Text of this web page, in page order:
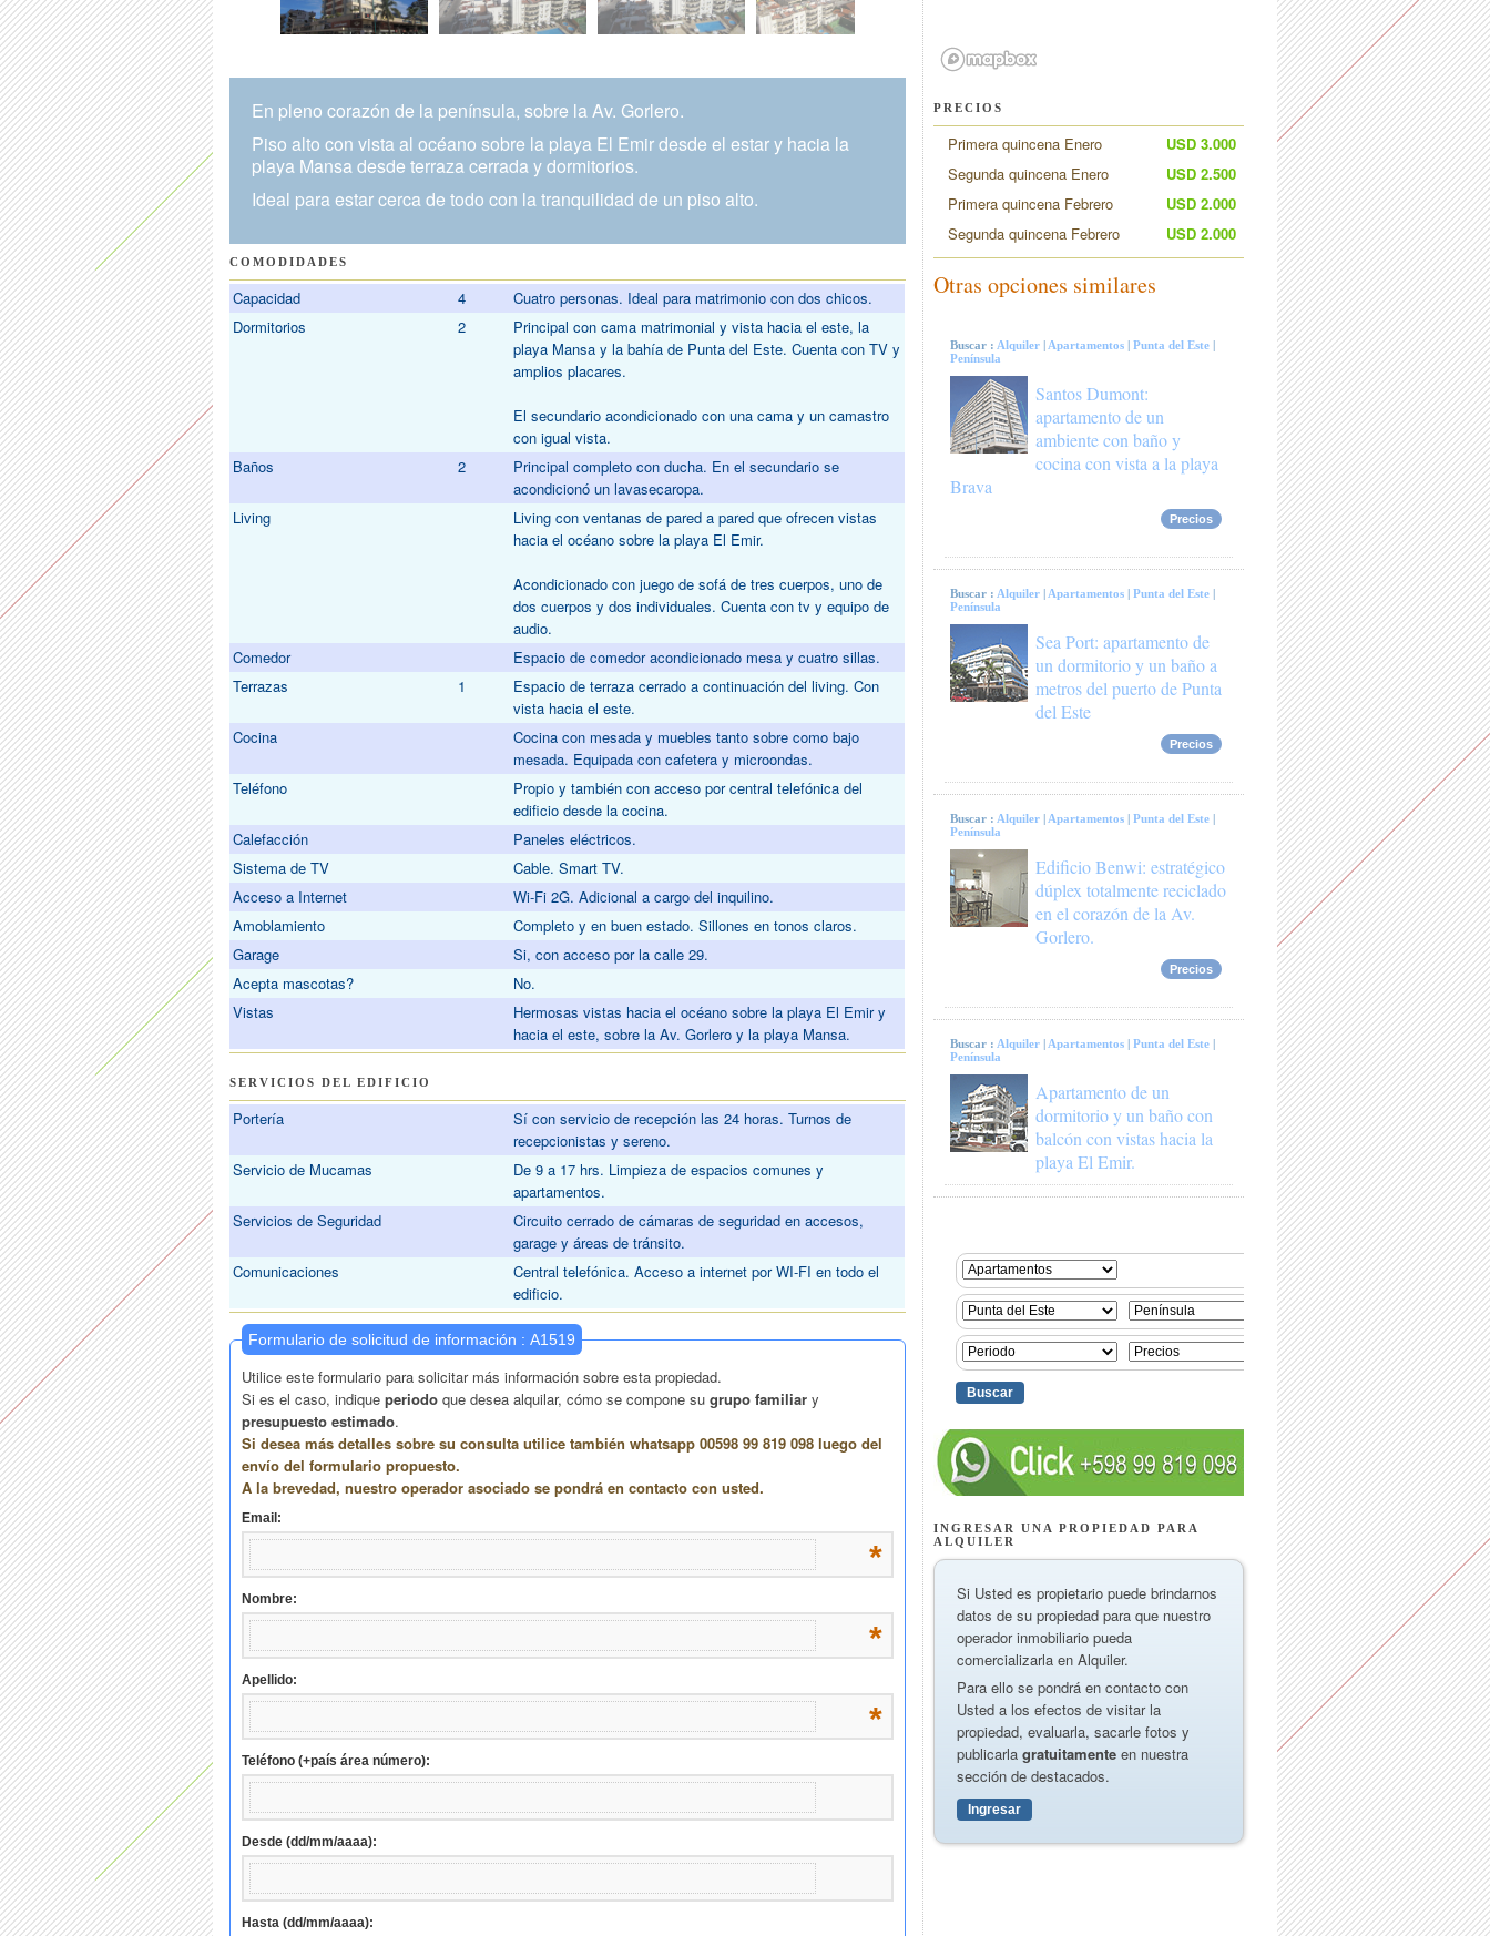
En pleno corazón de la península, sobre la Av. Gorlero.
Piso alto con vista al océano sobre la playa El Emir desde el estar y hacia la
playa Mansa desde terraza cerrada y dormitorios.
Ideal para estar cerca de todo con la tranquilidad de un piso alto.
COMODIDADES
Capacidad 4
Cuatro personas. Ideal para matrimonio con dos chicos.
Dormitorios
2
Principal con cama matrimonial y vista hacia el este, la
playa Mansa y la bahía de Punta del Este. Cuenta con TV y
amplios placares.
El secundario acondicionado con una cama y un camastro
con igual vista.
Baños
2
Principal completo con ducha. En el secundario se
acondicionó un lavasecaropa.
Living
Living con ventanas de pared a pared que ofrecen vistas
hacia el océano sobre la playa El Emir.
Acondicionado con juego de sofá de tres cuerpos, uno de
dos cuerpos y dos individuales. Cuenta con tv y equipo de
audio.
Comedor
Espacio de comedor acondicionado mesa y cuatro sillas.
Terrazas
1
Espacio de terraza cerrado a continuación del living. Con
vista hacia el este.
Cocina
Cocina con mesada y muebles tanto sobre como bajo
mesada. Equipada con cafetera y microondas.
Teléfono
Propio y también con acceso por central telefónica del
edificio desde la cocina.
Calefacción
Paneles eléctricos.
Sistema de TV
Cable. Smart TV.
Acceso a Internet
Wi-Fi 2G. Adicional a cargo del inquilino.
Amoblamiento
Completo y en buen estado. Sillones en tonos claros.
Garage
Si, con acceso por la calle 29.
Acepta mascotas?
No.
Vistas
Hermosas vistas hacia el océano sobre la playa El Emir y
hacia el este, sobre la Av. Gorlero y la playa Mansa.
SERVICIOS DEL EDIFICIO
Portería
Sí con servicio de recepción las 24 horas. Turnos de
recepcionistas y sereno.
Servicio de Mucamas
De 9 a 17 hrs. Limpieza de espacios comunes y
apartamentos.
Servicios de Seguridad
Circuito cerrado de cámaras de seguridad en accesos,
garage y áreas de tránsito.
Comunicaciones
Central telefónica. Acceso a internet por WI-FI en todo el
edificio.
PRECIOS
Primera quincena Enero
USD 3.000
Segunda quincena Enero
USD 2.500
Primera quincena Febrero
USD 2.000
Segunda quincena Febrero
USD 2.000
Otras opciones similares
Buscar : Alquiler | Apartamentos | Punta del Este |
Península
Santos Dumont:
apartamento de un
ambiente con baño y
cocina con vista a la playa
Brava
Precios
Buscar : Alquiler | Apartamentos | Punta del Este |
Península
Sea Port: apartamento de
un dormitorio y un baño a
metros del puerto de Punta
del Este
Precios
Buscar : Alquiler | Apartamentos | Punta del Este |
Península
Edificio Benwi: estratégico
dúplex totalmente reciclado
en el corazón de la Av.
Gorlero.
Precios
Buscar : Alquiler | Apartamentos | Punta del Este |
Península
Apartamento de un
dormitorio y un baño con
balcón con vistas hacia la
playa El Emir.
INGRESAR UNA PROPIEDAD PARA
ALQUILER
Si Usted es propietario puede brindarnos
datos de su propiedad para que nuestro
operador inmobiliario pueda
comercializarla en Alquiler.
Para ello se pondrá en contacto con
Usted a los efectos de visitar la
propiedad, evaluarla, sacarle fotos y
publicarla gratuitamente en nuestra
sección de destacados.
Ingresar